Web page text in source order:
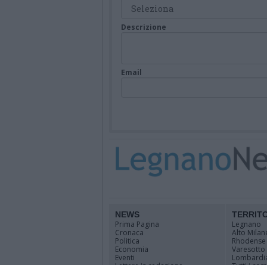
Descrizione
Email
NEWS
Prima Pagina
Cronaca
Politica
Economia
Eventi
Legnano
Alto
Rhodense
Varesotto